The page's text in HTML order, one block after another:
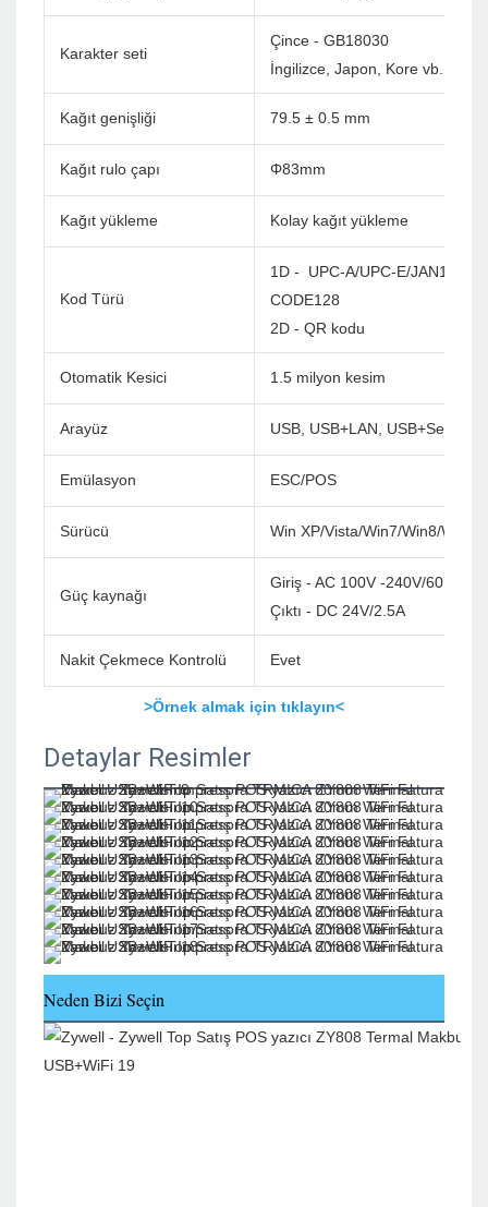
Karakter seti
Çince - GB18030
İngilizce, Japon, Kore vb. Özel
Kağıt genişliği 79.5 ± 0.5 mm
Kağıt rulo çapı Φ83mm
Kağıt yükleme Kolay kağıt yükleme
Kod Türü
1D - UPC-A/UPC-E/
CODE128
2D - QR kodu
Otomatik Kesici 1.5 milyon kesim
Arayüz USB, USB+LAN,
Emülasyon ESC/POS
Sürücü Win XP/Vista/Win7/Win8/
Güç kaynağı
Giriş - AC 100V -240V/60Hz
Çıktı - DC 24V/2.5A
Nakit Çekmece Kontrolü Evet
>Örnek almak için tıklayın<
Detaylar Resimler
Neden Bizi Seçin